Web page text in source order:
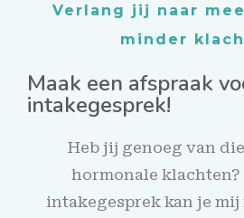
Verlang jij naar
minder
Maak een afspraak
intakegesprek!
Heb jij genoeg van
hormonale
intakegesprek kan je